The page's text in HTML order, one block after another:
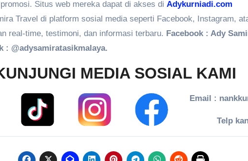
Situs web mereka dapat di akses di Adykurniadi.com
Travel di platform sosial media seperti Facebook, Instagram,
real-time, testimoni, dan informasi terbaru. Facebook : Ady
: @adysamiratasikmalaya.
MEDIA SOSIAL KAMI
Email :
Telp